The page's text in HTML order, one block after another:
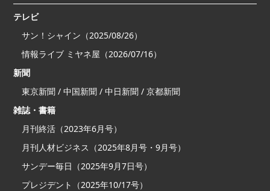
テレビ
サン！シャイン（2025/08/26）
情報ライブ ミヤネ屋（2026/07/16）
新聞
東京新聞 / 中国新聞 / 中日新聞 / 京都新聞
雑誌・書籍
月刊終活（2023年6月号）
月刊人材ビジネス（2025年8月号・9月号）
サンデー毎日（2025年9月7日号）
プレジデント（2025年10/17号）